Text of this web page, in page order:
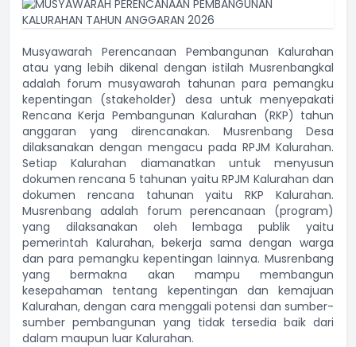
Musyawarah Perencanaan Pembangunan Kalurahan
atau yang lebih dikenal dengan istilah Musrenbangkal
adalah forum musyawarah tahunan para pemangku
kepentingan (stakeholder) desa untuk menyepakati
Rencana Kerja Pembangunan Kalurahan (RKP) tahun
anggaran yang direncanakan. Musrenbang Desa
dilaksanakan dengan mengacu pada RPJM Kalurahan.
Setiap Kalurahan diamanatkan untuk menyusun
dokumen rencana 5 tahunan yaitu RPJM Kalurahan dan
dokumen rencana tahunan yaitu RKP Kalurahan.
Musrenbang adalah forum perencanaan (program)
yang dilaksanakan oleh lembaga publik yaitu
pemerintah Kalurahan, bekerja sama dengan warga
dan para pemangku kepentingan lainnya. Musrenbang
yang bermakna akan mampu membangun
kesepahaman tentang kepentingan dan kemajuan
Kalurahan, dengan cara menggali potensi dan sumber-
sumber pembangunan yang tidak tersedia baik dari
dalam maupun luar Kalurahan.